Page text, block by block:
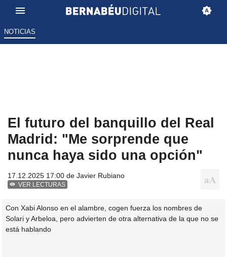
NOTICIAS
El futuro del banquillo del Real
Madrid: "Me sorprende que
nunca haya sido una opción"
17.12.2025 17:00 de Javier Rubiano
VER LECTURAS
Con Xabi Alonso en el alambre, cogen fuerza los nombres de
Solari y Arbeloa, pero advierten de otra alternativa de la que no se
está hablando